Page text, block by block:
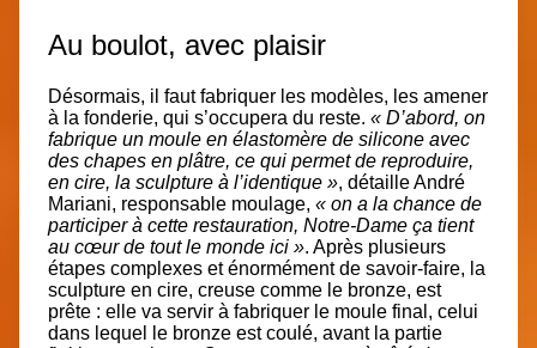
Au boulot, avec plaisir
Désormais, il faut fabriquer les modèles, les amener
à la fonderie, qui s’occupera du reste. « D’abord, on
fabrique un moule en élastomère de silicone avec
des chapes en plâtre, ce qui permet de reproduire,
en cire, la sculpture à l’identique », détaille André
Mariani, responsable moulage, « on a la chance de
participer à cette restauration, Notre-Dame ça tient
au cœur de tout le monde ici ». Après plusieurs
étapes complexes et énormément de savoir-faire, la
sculpture en cire, creuse comme le bronze, est
prête : elle va servir à fabriquer le moule final, celui
dans lequel le bronze est coulé, avant la partie